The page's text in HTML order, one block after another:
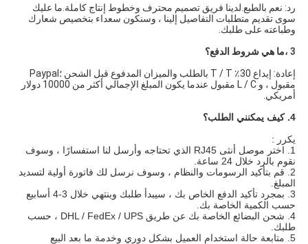
رد: نعم بالطبع.لدينا فريق تصميم محترف وخطوط إنتاج كاملة.ما عليك
سوى تقديم متطلبات التفاصيل إلينا ، وسنكون سعداء بتخصيص شعارك
وطباعته على طلبك.
3 ، ما هي شروط الدفع؟
إعادة: إيداع 30٪ T / T بالطلب والميزان المدفوع قبل الشحن ؛Paypal
مقبول ، و L / C مقبول عندما يكون المبلغ الإجمالي أكثر من 10000 دولار
أمريكي.
4. كيف يمكنني الطلب؟
يكرر :
1. اختر موصل أنثى RJ45 الذي تحتاجه وأرسل لنا استفسارًا ، وسوف
نقوم بالرد خلال 24 ساعة.
2. قم بتأكيد الرسومات والنظام ، وسوف نرسل لك فاتورة أولية لتسديد
المبلغ.
3. بمجرد تأكيد الدفع الخاص بك ، سيبدأ طلبك وينتهي خلال 3-4 أسابيع
حسب الكمية الخاصة بك.
4. شحن البضائع الخاصة بك عن طريق DHL / FedEx / UPS ، حسب
طلبك.
5. متابعة حالة استخدام العميل بشكل دوري وخدمة ما بعد البيع